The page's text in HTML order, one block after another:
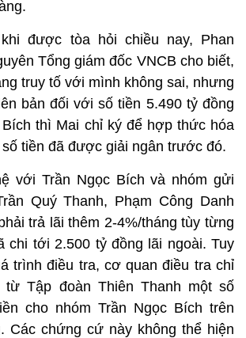
được tòa hỏi chiều nay, Phan
Tổng giám đốc VNCB cho biết,
truy tố với mình không sai, nhưng
bản đối với số tiền 5.490 tỷ đồng
Bích thì Mai chỉ ký để hợp thức hóa
số tiền đã được giải ngân trước đó.
với Trần Ngọc Bích và nhóm gửi
Quý Thanh, Phạm Công Danh
trả lãi thêm 2-4%/tháng tùy từng
chi tới 2.500 tỷ đồng lãi ngoài. Tuy
trình điều tra, cơ quan điều tra chỉ
Tập đoàn Thiên Thanh một số
cho nhóm Trần Ngọc Bích trên
Các chứng cứ này không thể hiện